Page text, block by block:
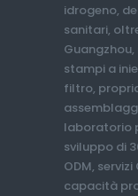
idrogeno,
sanitari,
stampi a
filtro,
laboratorio
sviluppo di
ODM,
capacità